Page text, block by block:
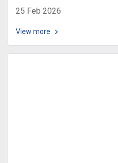
25 Feb 2026
View more